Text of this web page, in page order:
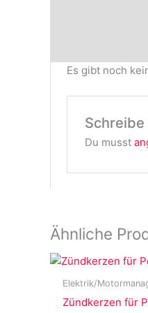
Es gibt noch
Du musst
Ähnliche
Elektrik/
Zündkerzen für